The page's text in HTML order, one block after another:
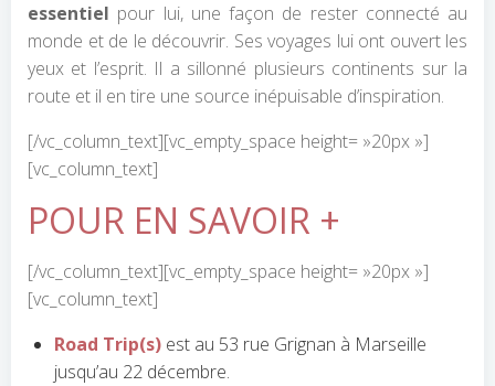
essentiel pour lui, une façon de rester connecté au
monde et de le découvrir. Ses voyages lui ont ouvert les
yeux et l’esprit. Il a sillonné plusieurs continents sur la
route et il en tire une source inépuisable d’inspiration.
[/vc_column_text][vc_empty_space height= »20px »]
[vc_column_text]
POUR EN SAVOIR +
[/vc_column_text][vc_empty_space height= »20px »]
[vc_column_text]
Road Trip(s) est au 53 rue Grignan à Marseille
jusqu’au 22 décembre.